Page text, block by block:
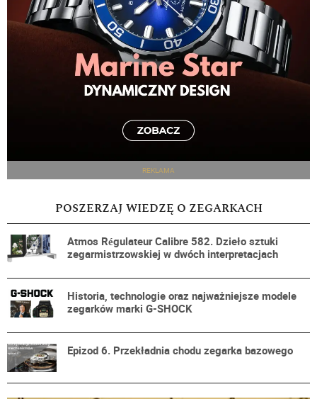
REKLAMA
POSZERZAJ WIEDZĘ O ZEGARKACH
Atmos Régulateur Calibre 582. Dzieło sztuki
zegarmistrzowskiej w dwóch interpretacjach
Historia, technologie oraz najważniejsze modele
zegarków marki G-SHOCK
Epizod 6. Przekładnia chodu zegarka bazowego